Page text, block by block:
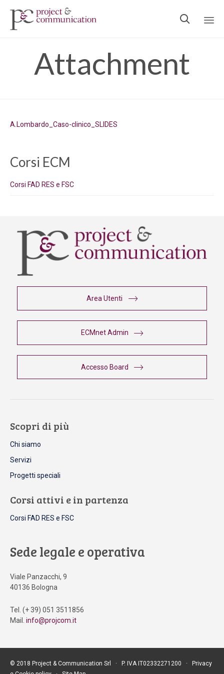

Attachment
A.Lombardo_Caso-clinico_SLIDES
Corsi ECM
Corsi FAD RES e FSC
Area Utenti
ECMnet Admin
Accesso Board
Scopri di più
Chi siamo
Servizi
Progetti speciali
Corsi attivi e in partenza
Corsi FAD RES e FSC
Sede legale e operativa
Viale Panzacchi, 9
40136 Bologna
Tel. (+ 39) 051 3511856
Mail. info@projcom.it
© 2018 Project & Communication Srl ∙ P. IVA IT02332271200 ∙
Privacy